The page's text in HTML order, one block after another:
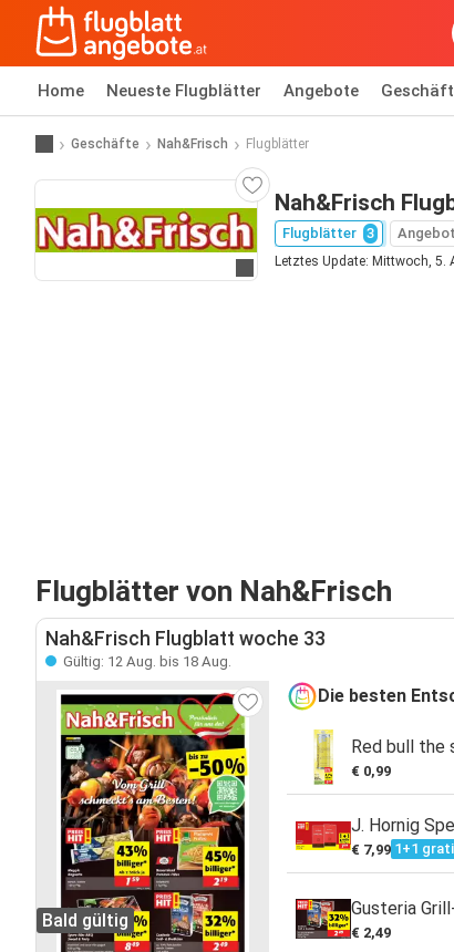
Home Neueste Flugblätter Angebote
Geschäfte Nah&Frisch Flugblätter
Zur Website
Nah&Frisch
Flugblätter 3
Letztes Update: Mittwoch, 5.
Flugblätter von Nah&Frisch
Nah&Frisch Flugblatt woche 33
Gültig: 12 Aug. bis 18 Aug.
Bald gültig
Die besten
Red bull the
€ 0,99
J. Hornig
€ 7,99 1+1
Gusteria
€ 2,49